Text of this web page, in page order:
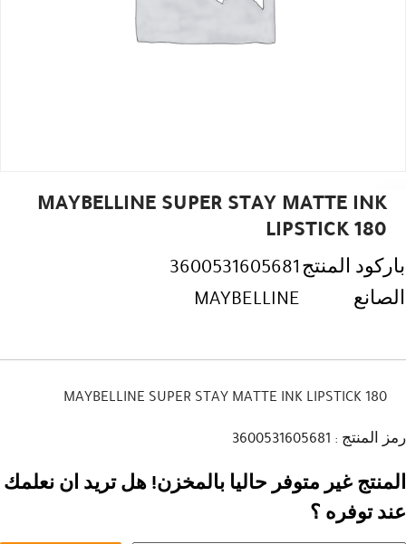
MAYBELLINE SUPER STAY MATTE INK
LIPSTICK 180
باركود المنتج3600531605681
الصانع
MAYBELLINE
MAYBELLINE SUPER STAY MATTE INK LIPSTICK 180
رمز المنتج : 3600531605681
المنتج غير متوفر حاليا بالمخزن! هل تريد ان نعلمك
عند توفره ؟